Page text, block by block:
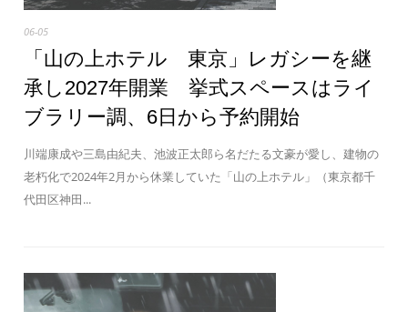
06-05
「山の上ホテル 東京」レガシーを継
承し2027年開業 挙式スペースはライ
ブラリー調、6日から予約開始
川端康成や三島由紀夫、池波正太郎ら名だたる文豪が愛し、建物の
老朽化で2024年2月から休業していた「山の上ホテル」（東京都千
代田区神田...